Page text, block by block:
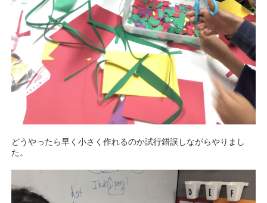
どうやったら早く小さく作れるのか試行錯誤しながらやりまし
た。